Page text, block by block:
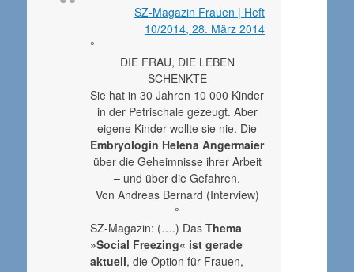
SZ-Magazin Frauen | Heft
10/2014, 28. März 2014
°
DIE FRAU, DIE LEBEN
SCHENKTE
Sie hat in 30 Jahren 10 000 Kinder
in der Petrischale gezeugt. Aber
eigene Kinder wollte sie nie. Die
Embryologin Helena Angermaier
über die Geheimnisse ihrer Arbeit
– und über die Gefahren.
Von Andreas Bernard (Interview)
°
SZ-Magazin: (….) Das Thema
»Social Freezing« ist gerade
aktuell, die Option für Frauen,